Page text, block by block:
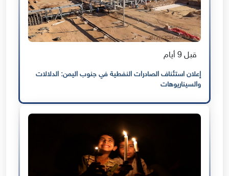
قبل 9 أيام
إعلان استئناف الصادرات النفطية في جنوب اليمن: الدلالات
والسيناريوهات